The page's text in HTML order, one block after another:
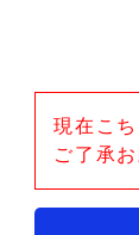
現在こ
ご了承